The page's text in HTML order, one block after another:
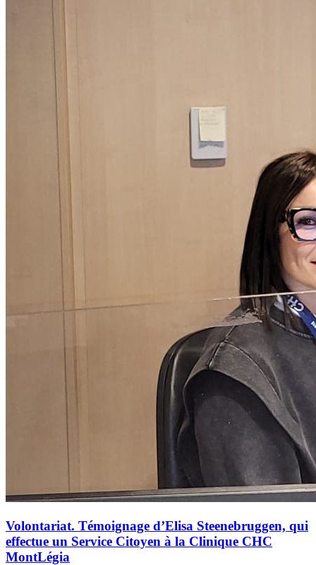
Volontariat. Témoignage d’Elisa Steenebruggen, qui
effectue un Service Citoyen à la Clinique CHC
MontLégia